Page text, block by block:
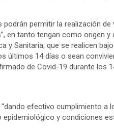
permitir la realización de
en tanto tengan como origen
y Sanitaria; que se realicen
últimos 14 días o sean
de Covid-19 durante los
efectivo cumplimiento a
y condiciones